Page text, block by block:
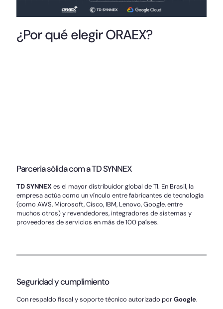
¿Por qué elegir ORAEX?
Parceria sólida com a TD SYNNEX
TD SYNNEX es el mayor distribuidor global de TI. En Brasil, la
empresa actúa como un vínculo entre fabricantes de tecnología
(como AWS, Microsoft, Cisco, IBM, Lenovo, Google, entre
muchos otros) y revendedores, integradores de sistemas y
proveedores de servicios en más de 100 países.
Seguridad y cumplimiento
Con respaldo fiscal y soporte técnico autorizado porGoogle.